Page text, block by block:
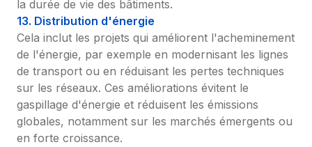
la durée de vie des bâtiments.
13. Distribution d'énergie
Cela inclut les projets qui améliorent l'acheminement
de l'énergie, par exemple en modernisant les lignes
de transport ou en réduisant les pertes techniques
sur les réseaux. Ces améliorations évitent le
gaspillage d'énergie et réduisent les émissions
globales, notamment sur les marchés émergents ou
en forte croissance.